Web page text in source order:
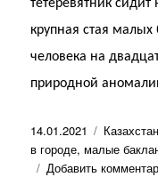
тетеревятник
крупная стая малых
человека на
природной
Опубликовано
14.01.2021 Рубрики
Казахстан
в городе,малые
Добавить